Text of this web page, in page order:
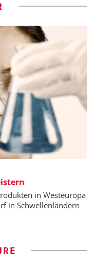
in Westeuropa
in Schwellenländern